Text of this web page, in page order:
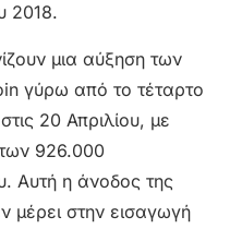
2018.
μια αύξηση των
γύρω από το τέταρτο
20 Απριλίου, με
926.000
Αυτή η άνοδος της
μέρει στην εισαγωγή